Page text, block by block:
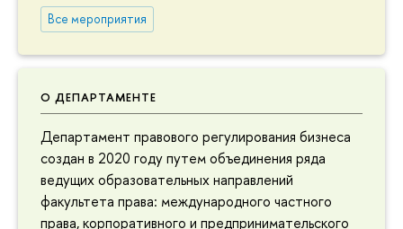
Все мероприятия
О ДЕПАРТАМЕНТЕ
Департамент правового регулирования бизнеса
создан в 2020 году путем объединения ряда
ведущих образовательных направлений
факультета права: международного частного
права, корпоративного и предпринимательского